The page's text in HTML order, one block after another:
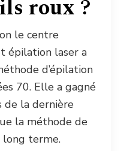
roux ?
le centre
épilation laser a
d’épilation
70. Elle a gagné
de la dernière
la méthode de
long terme.